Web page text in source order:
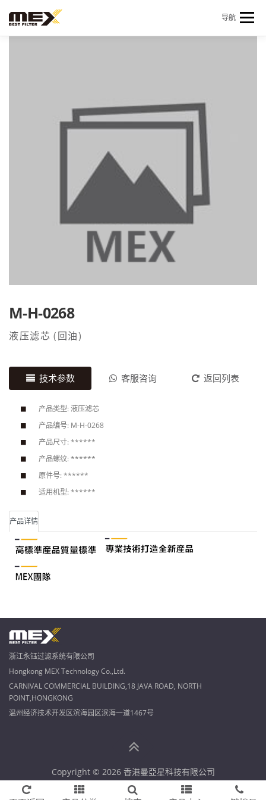
导航
M-H-0268
液压滤芯 (回油)
技术参数 客服咨询 返回列表
产品类型: 液压滤芯
产品编号: M-H-0268
产品尺寸: ******
产品螺纹: ******
原件号: ******
适用机型: ******
产品详情
浙江永钰过滤系统有限公司
Hongkong MEX Technology Co.,Ltd.
CARNIVAL COMMERCIAL BUILDING,18 JAVA ROAD, NORTH
POINT,HONGKONG
温州经济技术开发区滨海园区滨海一道1467号
Copyright © 2026 香港曼亞星科技有限公司